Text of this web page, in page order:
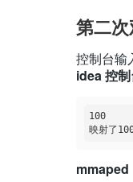
第二次
控制台输
idea 控
100
mmaped